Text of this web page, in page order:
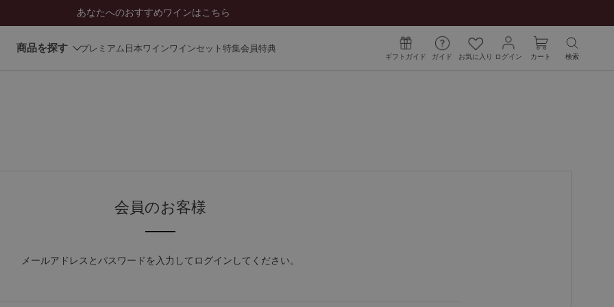
あなたへのおすすめワインはこちら
商品を探す プレミアム日本ワインワインセット 特集会員特典
ギフトガイド ガイド お気に入り ログイン カート 検索
会員のお客様
メールアドレスとパスワードを入力してログインしてください。